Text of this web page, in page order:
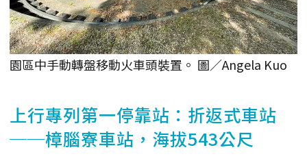
園區中手動轉盤移動火車頭裝置。 圖／Angela Kuo
上行專列第一停靠站：折返式車站
──樟腦寮車站，海拔543公尺